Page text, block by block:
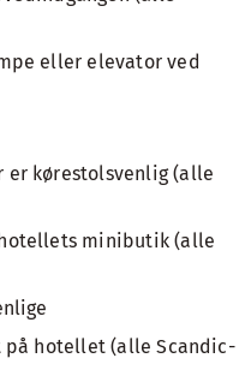
eller elevator ved
er kørestolsvenlig (alle
minibutik (alle
hotellet (alle Scandic-